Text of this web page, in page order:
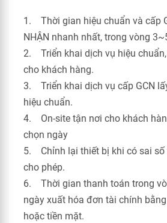
1. Thời gian hiệu chuẩn và cấp
NHẬN nhanh nhất, trong vòng
2. Triển khai dịch vụ hiệu chuẩn,
cho khách hàng.
3. Triển khai dịch vụ cấp GCN
hiệu chuẩn.
4. On-site tận nơi cho khách
chọn ngày
5. Chỉnh lại thiết bị khi có sai số
cho phép.
6. Thời gian thanh toán trong
ngày xuất hóa đơn tài chính
hoặc tiền mặt.